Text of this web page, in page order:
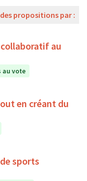
propositions par :
au
au vote
en créant du
sports